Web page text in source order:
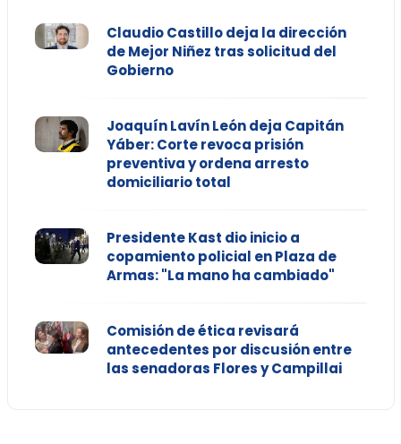
Claudio Castillo deja la dirección
de Mejor Niñez tras solicitud del
Gobierno
Joaquín Lavín León deja Capitán
Yáber: Corte revoca prisión
preventiva y ordena arresto
domiciliario total
Presidente Kast dio inicio a
copamiento policial en Plaza de
Armas: "La mano ha cambiado"
Comisión de ética revisará
antecedentes por discusión entre
las senadoras Flores y Campillai